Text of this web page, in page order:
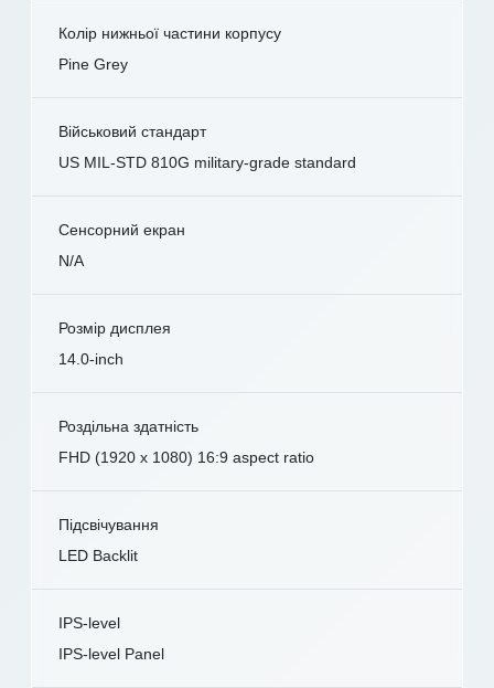
Колір нижньої частини корпусу
Pine Grey
Військовий стандарт
US MIL-STD 810G military-grade standard
Сенсорний екран
N/A
Розмір дисплея
14.0-inch
Роздільна здатність
FHD (1920 x 1080) 16:9 aspect ratio
Підсвічування
LED Backlit
IPS-level
IPS-level Panel